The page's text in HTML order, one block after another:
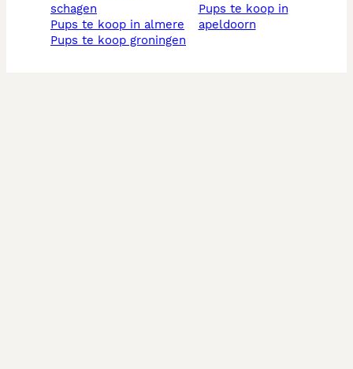
schagen
pups te koop in almere
pups te koop groningen
pups te koop in
apeldoorn